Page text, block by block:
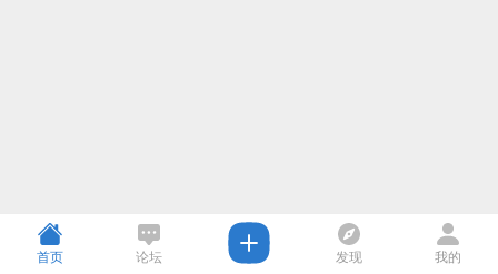
首页 论坛 发现 我的